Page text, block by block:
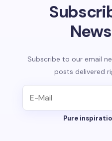
Subscribe to our email
posts delivered
Pure